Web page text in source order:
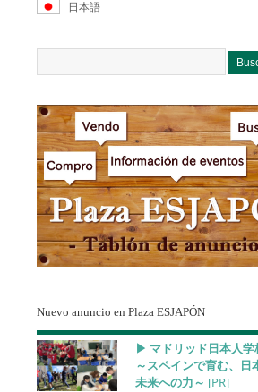
日本語
Nuevo anuncio en Plaza ESJAPÓN
▶︎ マドリッド日本人学
～スペインで育む、日
未来への力～ [PR]